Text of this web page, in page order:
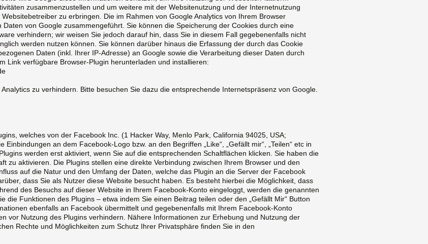
zusammenzustellen und um weitere mit der Websitenutzung und der Internetnutzung
zu erbringen. Die im Rahmen von Google Analytics von Ihrem Browser
von Google zusammengeführt. Sie können die Speicherung der Cookies durch eine
verhindern; wir weisen Sie jedoch darauf hin, dass Sie in diesem Fall gegebenenfalls nicht
werden nutzen können. Sie können darüber hinaus die Erfassung der durch das Cookie
Daten (inkl. Ihrer IP-Adresse) an Google sowie die Verarbeitung dieser Daten durch
Link verfügbare Browser-Plugin herunterladen und installieren:
zu verhindern. Bitte besuchen Sie dazu die entsprechende Internetspräsenz von Google.
welches von der Facebook Inc. (1 Hacker Way, Menlo Park, California 94025, USA;
Einbindungen an dem Facebook-Logo bzw. an den Begriffen „Like“, „Gefällt mir“, „Teilen“ etc in
werden erst aktiviert, wenn Sie auf die entsprechenden Schaltflächen klicken. Sie haben die
zu aktivieren. Die Plugins stellen eine direkte Verbindung zwischen Ihrem Browser und den
auf die Natur und den Umfang der Daten, welche das Plugin an die Server der Facebook
dass Sie als Nutzer diese Website besucht haben. Es besteht hierbei die Möglichkeit, dass
des Besuchs auf dieser Website in Ihrem Facebook-Konto eingeloggt, werden die genannten
die Funktionen des Plugins – etwa indem Sie einen Beitrag teilen oder den „Gefällt Mir“ Button
ebenfalls an Facebook übermittelt und gegebenenfalls mit Ihrem Facebook-Konto
vor Nutzung des Plugins verhindern. Nähere Informationen zur Erhebung und Nutzung der
Rechte und Möglichkeiten zum Schutz Ihrer Privatsphäre finden Sie in den